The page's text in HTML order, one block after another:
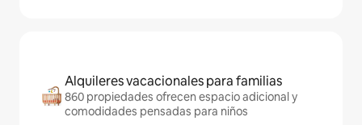
Alquileres vacacionales para familias
860 propiedades ofrecen espacio adicional y
comodidades pensadas para niños